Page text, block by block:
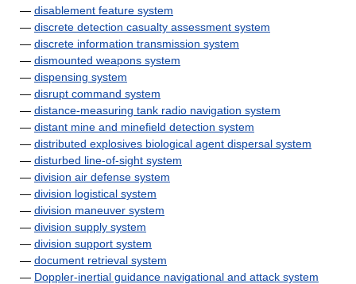
— disablement feature system
— discrete detection casualty assessment system
— discrete information transmission system
— dismounted weapons system
— dispensing system
— disrupt command system
— distance-measuring tank radio navigation system
— distant mine and minefield detection system
— distributed explosives biological agent dispersal system
— disturbed line-of-sight system
— division air defense system
— division logistical system
— division maneuver system
— division supply system
— division support system
— document retrieval system
— Doppler-inertial guidance navigational and attack system